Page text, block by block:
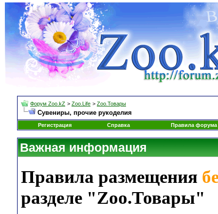
Форум Zoo.kZ > Zoo.Life > Zoo.Товары
Сувениры, прочие рукоделия
Регистрация Справка Правила форума
Важная информация
Правила размещения
разделе "Zoo.Товары"